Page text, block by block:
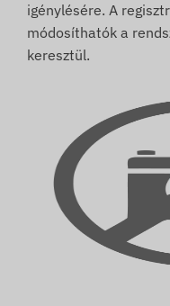
igénylésére. A
módosíthatók a
keresztül.